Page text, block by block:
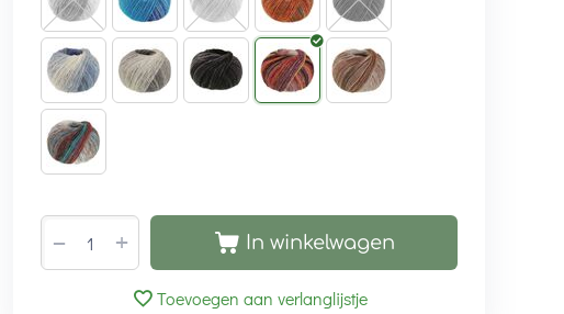
+
− In winkelwagen
Toevoegen aan verlanglijstje